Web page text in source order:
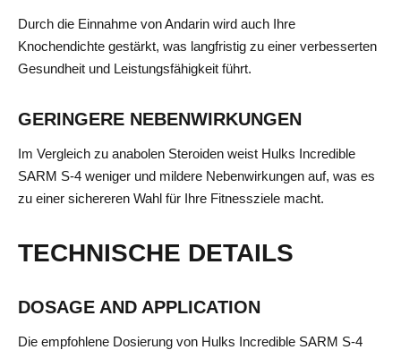
Durch die Einnahme von Andarin wird auch Ihre
Knochendichte gestärkt, was langfristig zu einer verbesserten
Gesundheit und Leistungsfähigkeit führt.
GERINGERE NEBENWIRKUNGEN
Im Vergleich zu anabolen Steroiden weist Hulks Incredible
SARM S-4 weniger und mildere Nebenwirkungen auf, was es
zu einer sichereren Wahl für Ihre Fitnessziele macht.
TECHNISCHE DETAILS
DOSAGE AND APPLICATION
Die empfohlene Dosierung von Hulks Incredible SARM S-4